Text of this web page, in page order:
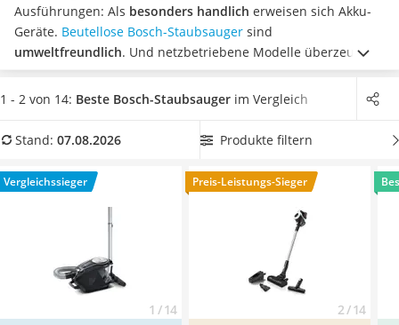
Saug-Wisch-Roboter
Handstaubsauger
Milchaufschäumer
Kondenstrockner
Reiskocher
Tierhaarstaubsauger
Nespresso-Maschine
Messerschärfer
Ausführungen: Als besonders handlich erweisen sich Akku-
Geräte. Beutellose Bosch-Staubsauger sind
umweltfreundlich. Und netzbetriebene Modelle überzeugen
mitunbegrenzter Saugdauer. Doch auch die
Lärmentwicklung beim Saugen kann kaufentscheidend sein:
kleine Kinder durch Staubsaugergeräusche auch beim
Modelle oft als angenehmer empfunden. Wählen Sie daher
jetzt aus unserer Vergleichstabelle einenBosch-Staubsauger
und dem für Sie idealen
Aktionsradius sowie der passenden Laufzeit aus. Überzeugt
hat uns hier im August 2026 besonders das Modell
Prosilence Serie 8 BGS7MS64
mit seinen Eigenschaften.
1 - 2 von 14: Beste Bosch-Staubsauger im Vergleich
Stand: 07.08.2026 Produkte filtern
Vergleichssieger
1 / 14
Preis-Leistungs-Sieger
2 / 14